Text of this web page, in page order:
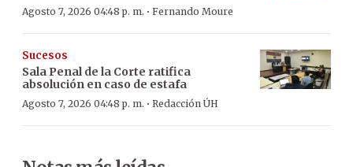
Agosto 7, 2026 04:48 p. m. · Fernando Moure
Sucesos
Sala Penal de la Corte ratifica
absolución en caso de estafa
Agosto 7, 2026 04:48 p. m. · Redacción ÚH